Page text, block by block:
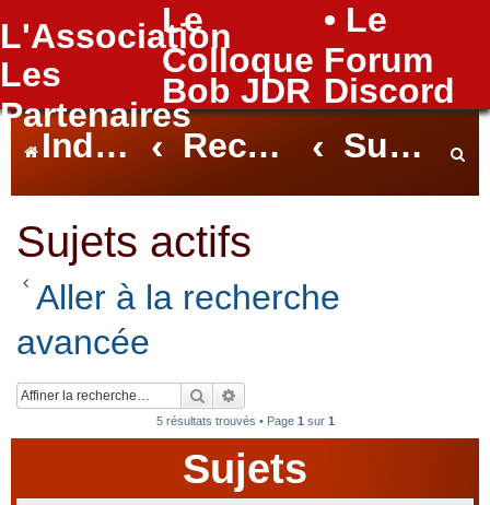
L'Association
Le
Colloque
• Le
Forum
Les
Partenaires
Bob JDR Discord
FAQ
Index du forum Rechercher Sujets actifs
Sujets actifs
Aller à la recherche
avancée
Rechercher
5 résultats trouvés • Page 1 sur 1
Sujets